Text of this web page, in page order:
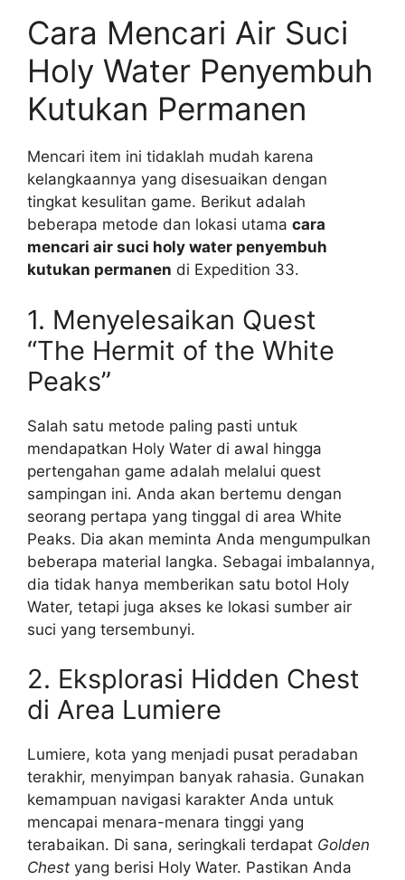
Cara Mencari Air Suci
Holy Water Penyembuh
Kutukan Permanen
Mencari item ini tidaklah mudah karena
kelangkaannya yang disesuaikan dengan
tingkat kesulitan game. Berikut adalah
beberapa metode dan lokasi utama cara
mencari air suci holy water penyembuh
kutukan permanen di Expedition 33.
1. Menyelesaikan Quest
“The Hermit of the White
Peaks”
Salah satu metode paling pasti untuk
mendapatkan Holy Water di awal hingga
pertengahan game adalah melalui quest
sampingan ini. Anda akan bertemu dengan
seorang pertapa yang tinggal di area White
Peaks. Dia akan meminta Anda mengumpulkan
beberapa material langka. Sebagai imbalannya,
dia tidak hanya memberikan satu botol Holy
Water, tetapi juga akses ke lokasi sumber air
suci yang tersembunyi.
2. Eksplorasi Hidden Chest
di Area Lumiere
Lumiere, kota yang menjadi pusat peradaban
terakhir, menyimpan banyak rahasia. Gunakan
kemampuan navigasi karakter Anda untuk
mencapai menara-menara tinggi yang
terabaikan. Di sana, seringkali terdapat Golden
Chest yang berisi Holy Water. Pastikan Anda